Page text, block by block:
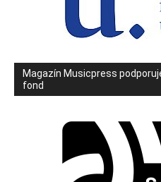
Magazín Musicpress
fond